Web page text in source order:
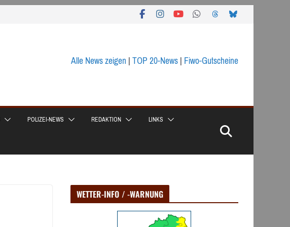
Alle News zeigen|TOP 20-News|Fiwo-Gutscheine
POLIZEI-NEWS REDAKTION LINKS
WETTER-INFO / -WARNUNG